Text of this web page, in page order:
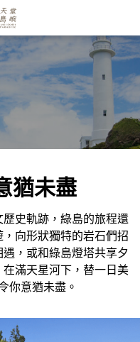
猶未盡
史軌跡，綠島的旅程還
向形狀獨特的岩石們招
，或和綠島燈塔共享夕
滿天星河下，替一日美
你意猶未盡。